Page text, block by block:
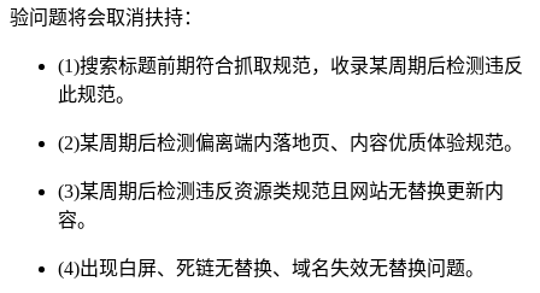
验问题将会取消扶持：
(1)搜索标题前期符合抓取规范，收录某周期后检测违反
此规范。
(2)某周期后检测偏离端内落地页、内容优质体验规范。
(3)某周期后检测违反资源类规范且网站无替换更新内
容。
(4)出现白屏、死链无替换、域名失效无替换问题。